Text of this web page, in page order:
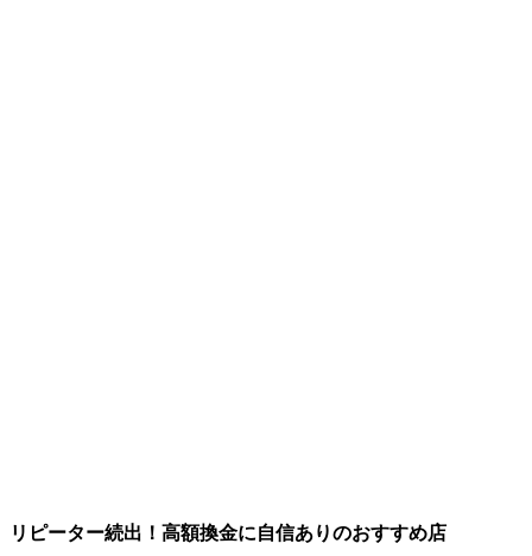
リピーター続出！高額換金に自信ありのおすすめ店